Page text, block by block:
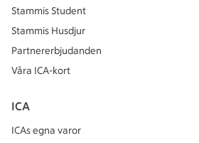
Stammis Student
Stammis Husdjur
Partnererbjudanden
Våra ICA-kort
ICA
ICAs egna varor